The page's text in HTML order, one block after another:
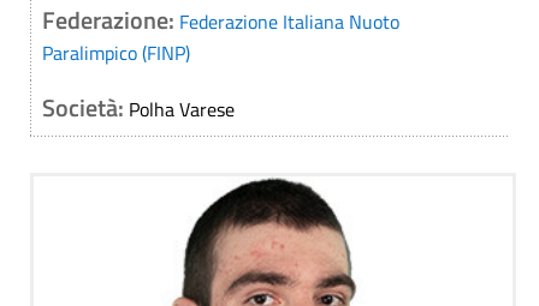
Federazione: Federazione Italiana Nuoto
Paralimpico (FINP)
Società: Polha Varese